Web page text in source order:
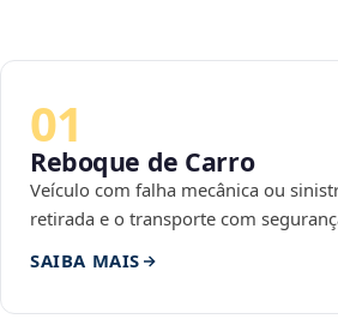
01
Reboque de Carro
Veículo com falha mecânica ou
retirada e o transporte com
SAIBA MAIS